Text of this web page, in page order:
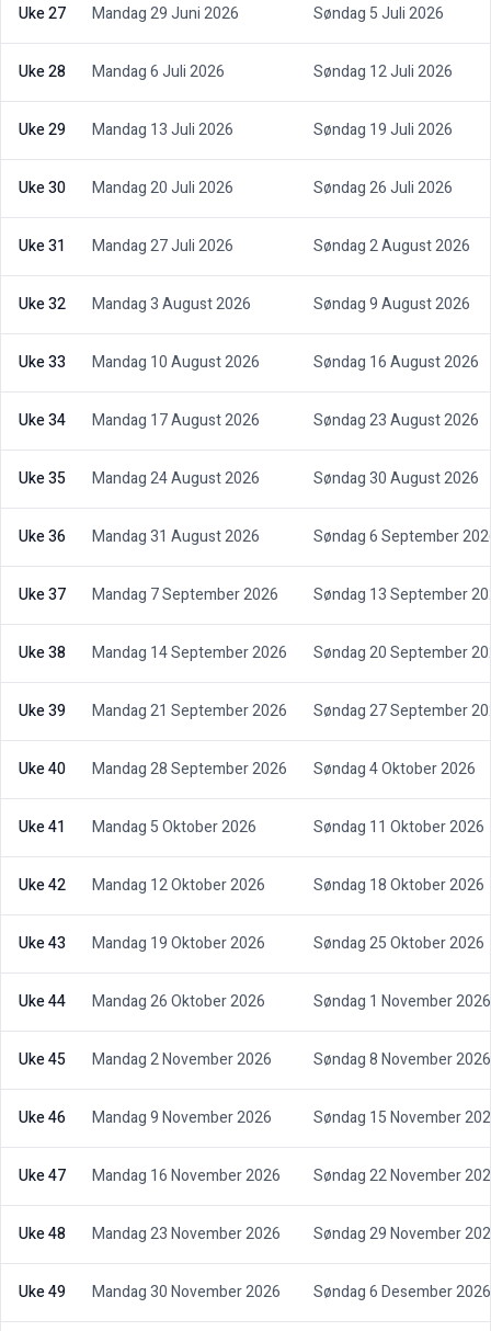
Uke 27 Mandag 29 Juni 2026 Søndag 5 Juli 2026
Uke 28 Mandag 6 Juli 2026 Søndag 12 Juli 2026
Uke 29 Mandag 13 Juli 2026 Søndag 19 Juli 2026
Uke 30 Mandag 20 Juli 2026 Søndag 26 Juli 2026
Uke 31 Mandag 27 Juli 2026 Søndag 2 August 2026
Uke 32 Mandag 3 August 2026 Søndag 9 August 2026
Uke 33 Mandag 10 August 2026 Søndag 16 August 2026
Uke 34 Mandag 17 August 2026 Søndag 23 August 2026
Uke 35 Mandag 24 August 2026 Søndag 30 August 2026
Uke 36 Mandag 31 August 2026 Søndag 6 September
Uke 37 Mandag 7 September 2026 Søndag 13 September
Uke 38 Mandag 14 September 2026 Søndag 20 September
Uke 39 Mandag 21 September 2026 Søndag 27 September
Uke 40 Mandag 28 September 2026 Søndag 4 Oktober 2026
Uke 41 Mandag 5 Oktober 2026 Søndag 11 Oktober 2026
Uke 42 Mandag 12 Oktober 2026 Søndag 18 Oktober 2026
Uke 43 Mandag 19 Oktober 2026 Søndag 25 Oktober 2026
Uke 44 Mandag 26 Oktober 2026 Søndag 1 November 2026
Uke 45 Mandag 2 November 2026 Søndag 8 November 2026
Uke 46 Mandag 9 November 2026 Søndag 15 November
Uke 47 Mandag 16 November 2026 Søndag 22 November
Uke 48 Mandag 23 November 2026 Søndag 29 November
Uke 49 Mandag 30 November 2026 Søndag 6 Desember 2026